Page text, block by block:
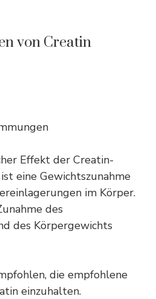
von Creatin
Effekt der Creatin-
eine Gewichtszunahme
im Körper.
des
des Körpergewichts
die empfohlene
einzuhalten.